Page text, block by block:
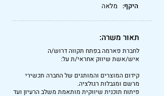
היקף: מלאה
תאור משרה:
לחברת פארמה בפתח תקווה דרוש/ה
איש/אשת שיווק אחראי/ת על:
קידום המוצרים והמותגים של החברה תכשירי
מרשם ומגבלות רגולציה.
פיתוח תוכנית שיווקית מותאמת משלב הרעיון ועד